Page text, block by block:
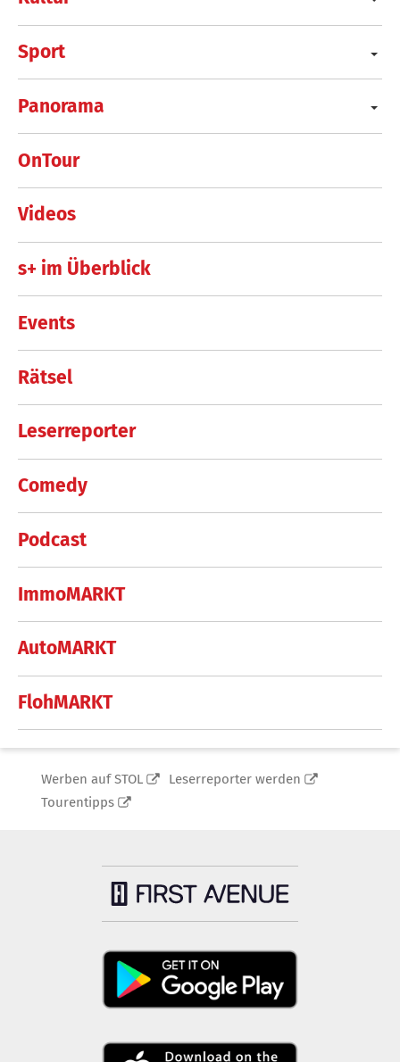
Sport
Panorama
OnTour
Videos
s+ im Überblick
Events
Rätsel
Leserreporter
Comedy
Podcast
ImmoMARKT
AutoMARKT
FlohMARKT
Werben auf STOL
Leserreporter werden
Tourentipps